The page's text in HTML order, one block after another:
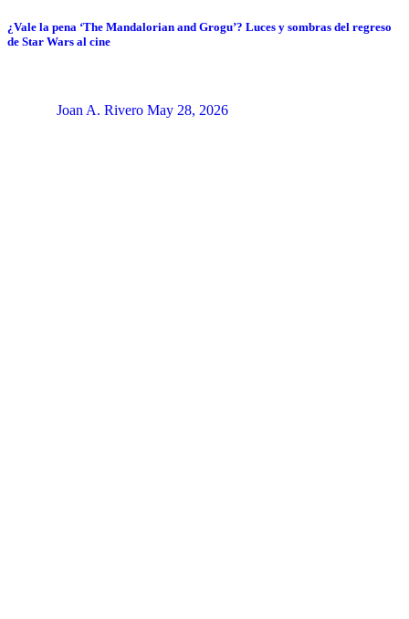
¿Vale la pena ‘The Mandalorian and Grogu’? Luces y sombras del regreso
de Star Wars al cine
Joan A. Rivero May 28, 2026